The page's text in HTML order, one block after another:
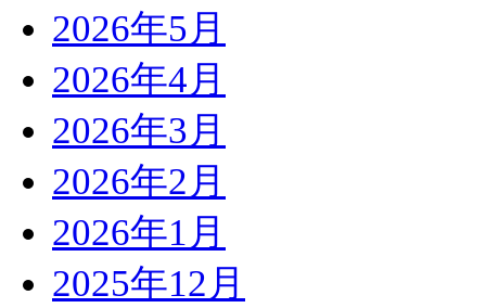
2026年5月
2026年4月
2026年3月
2026年2月
2026年1月
2025年12月